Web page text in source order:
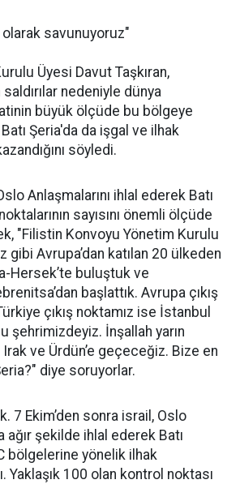
savunuyoruz"
Üyesi Davut Taşkıran,
nedeniyle dünya
büyük ölçüde bu bölgeye
Şeria'da da işgal ve ilhak
söyledi.
Anlaşmalarını ihlal ederek Batı
sayısını önemli ölçüde
"Filistin Konvoyu Yönetim Kurulu
gibi Avrupa’dan katılan 20 ülkeden
Hersek’te buluştuk ve
başlattık. Avrupa çıkış
çıkış noktamız ise İstanbul
şehrimizdeyiz. İnşallah yarın
Irak ve Ürdün’e geçeceğiz. Bize en
diye soruyorlar.
7 Ekim’den sonra israil, Oslo
ağır şekilde ihlal ederek Batı
bölgelerine yönelik ilhak
Yaklaşık 100 olan kontrol noktası